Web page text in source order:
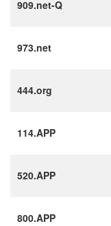
909.net-Q
973.net
444.org
114.APP
520.APP
800.APP